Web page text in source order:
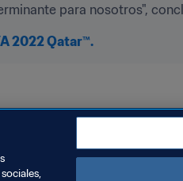
para nosotros",
2022 Qatar™.